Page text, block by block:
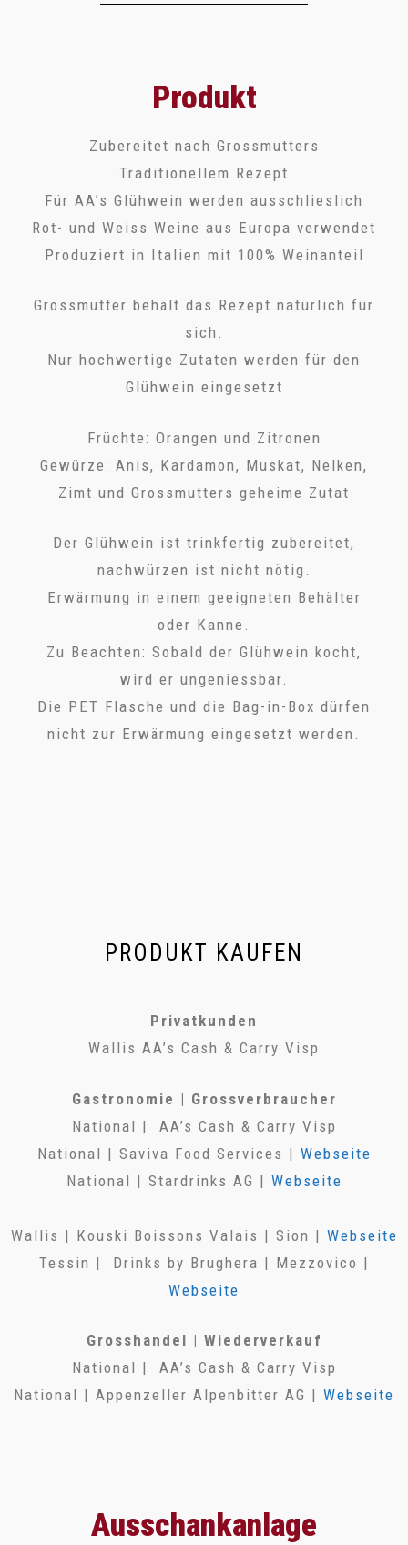
Produkt
Zubereitet nach Grossmutters
Traditionellem Rezept
Für AA’s Glühwein werden ausschlieslich
Rot- und Weiss Weine aus Europa verwendet
Produziert in Italien mit 100% Weinanteil
Grossmutter behält das Rezept natürlich für
sich.
Nur hochwertige Zutaten werden für den
Glühwein eingesetzt
Früchte: Orangen und Zitronen
Gewürze: Anis, Kardamon, Muskat, Nelken,
Zimt und Grossmutters geheime Zutat
Der Glühwein ist trinkfertig zubereitet,
nachwürzen ist nicht nötig.
Erwärmung in einem geeigneten Behälter
oder Kanne.
Zu Beachten: Sobald der Glühwein kocht,
wird er ungeniessbar.
Die PET Flasche und die Bag-in-Box dürfen
nicht zur Erwärmung eingesetzt werden.
PRODUKT KAUFEN
Privatkunden
Wallis AA’s Cash & Carry Visp
Gastronomie | Grossverbraucher
National | AA’s Cash & Carry Visp
National | Saviva Food Services | Webseite
National | Stardrinks AG | Webseite
Wallis | Kouski Boissons Valais | Sion | Webseite
Tessin | Drinks by Brughera | Mezzovico |
Webseite
Grosshandel | Wiederverkauf
National | AA’s Cash & Carry Visp
National | Appenzeller Alpenbitter AG | Webseite
Ausschankanlage